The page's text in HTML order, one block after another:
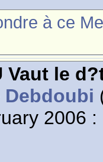
à ce
Vaut le
Debdoubi
2006 :